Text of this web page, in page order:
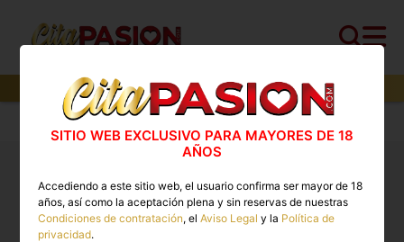
perfiles,2perfiles verificados y0con video
Cita PASION.COM
>Escorts> Guadalajara
Putas Guadalajara. ❤️ Los mejores anuncios de
Escorts en Cita PASION.COM
SITIO WEB EXCLUSIVO PARA MAYORES DE 18
AÑOS
Accediendo a este sitio web, el usuario confirma ser mayor de 18
años, así como la aceptación plena y sin reservas de nuestras
Condiciones de contratación, elAviso Legal y la Política de
privacidad.